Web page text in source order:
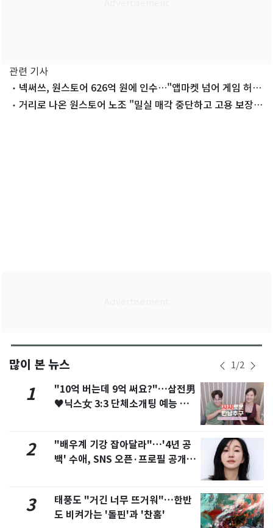
관련 기사
넥써쓰, 원스토어 626억 원에 인수…"앱마켓 넘어 게임 허브
로"거리로 나온 원스토어 노조 "밀실 매각 중단하고 고용 보장하
많이 본 뉴스 1/2
1
"10억 버는데 9억 써요?"…삼전男
♥닉스女 3:3 단체소개팅 예능 화
2
"배우계 기강 잡아달라"…'4년 공
백' 수애, SNS 오픈·프로필 공개
3
태풍도 "거긴 너무 뜨거워"…한반
도 비켜가는 '돌핀'과 '찬홈'